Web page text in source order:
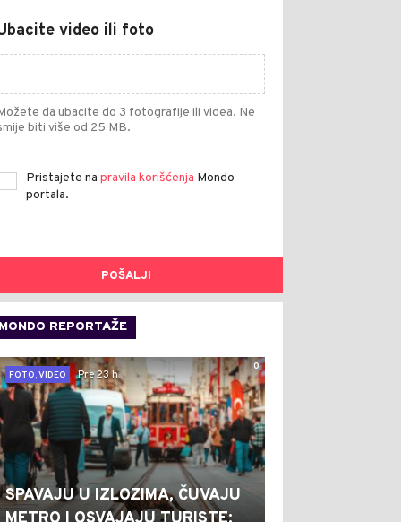
video ili foto
da ubacite do 3 fotografije ili videa. Ne
biti više od 25 MB.
Pristajete na pravila korišćenja Mondo
portala.
POŠALJI
MONDO REPORTAŽE
0
FOTO, VIDEO
Pre 23 h
SPAVAJU U IZLOZIMA, ČUVAJU